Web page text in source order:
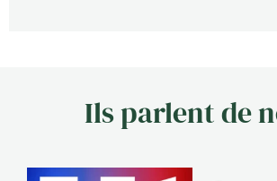
Ils parlent de